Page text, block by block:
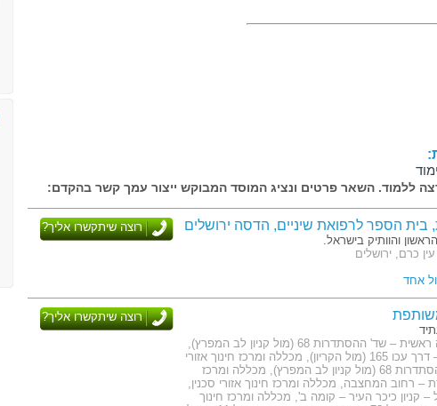
ללמוד. השאר פרטים ונציג המוסד המבוקש ייצור עמך קשר בהקדם:
בית הספר לרפואת שיניים, הדסה ירושלים
והוותיק בישראל.
כרם, ירושלים
רוצה שיתקשרו אליך?
אחד
כתובת: הנהלה ראשית – שד' ההסתדרות 68 (מול קניון לב המפרץ),
קמפוס קריות – דרך עכו 165 (מול הקריון), מכללה ומרכז חינוך אזורי
חיפה – שד' ההסתדרות 68 (מול קניון לב המפרץ), מכללה ומרכז
– רחוב המחצבה, מכללה ומרכז חינוך אזורי סכנין,
קניון כיכר העיר – קומה ב', מכללה ומרכז חינוך
רוצה שיתקשרו אליך?